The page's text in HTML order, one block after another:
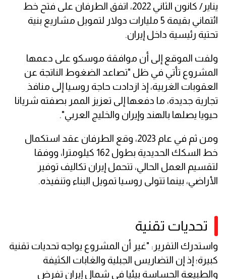
يناير/ كانون الثاني 2022، اتفق الطرفان على فتح خط
ائتماني بقيمة 5 مليارات دولار لتمويل مشاريع بنية
تحتية رئيسية داخل إيران.
ولفت الموقع إلى أن موافقة موسكو على دعمها
المشروع تأتي في ظل "تصاعد الضغوط الناتجة عن
العقوبات الغربية، إذ ازدادت حاجة روسيا إلى منافذ
تجارية جديدة، ما دفعها إلى تعزيز الممر بصفته شريانا
حيويا يصلها بالهند وإيران والخليج العربي".
ومن ثم في عام 2023، وقع الطرفان عقد استكمال
خط السكك الحديدية بطول 162 كيلومترا، ووفقا
لتقسيم العمل الحالي، تتحمل إيران تكاليف توفير
الأراضي، بينما تتولى روسيا تمويل البناء وتنفيذه.
تحديات تقنية
واستدرك التقرير: "غير أن المشروع يواجه تحديات تقنية
كبيرة؛ إذ إن التضاريس الجبلية والغابات الكثيفة
والطبيعة الحساسة بيئيا في شمال إيران تفرض